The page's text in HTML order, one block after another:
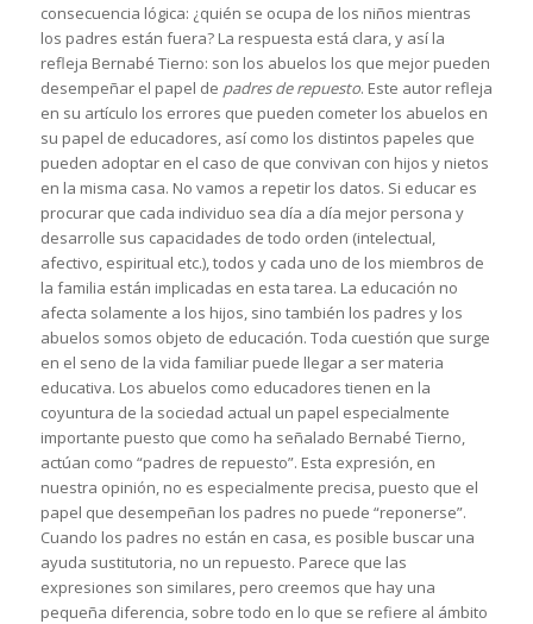
consecuencia lógica: ¿quién se ocupa de los niños mientras
los padres están fuera? La respuesta está clara, y así la
refleja Bernabé Tierno: son los abuelos los que mejor pueden
desempeñar el papel de padres de repuesto. Este autor refleja
en su artículo los errores que pueden cometer los abuelos en
su papel de educadores, así como los distintos papeles que
pueden adoptar en el caso de que convivan con hijos y nietos
en la misma casa. No vamos a repetir los datos. Si educar es
procurar que cada individuo sea día a día mejor persona y
desarrolle sus capacidades de todo orden (intelectual,
afectivo, espiritual etc.), todos y cada uno de los miembros de
la familia están implicadas en esta tarea. La educación no
afecta solamente a los hijos, sino también los padres y los
abuelos somos objeto de educación. Toda cuestión que surge
en el seno de la vida familiar puede llegar a ser materia
educativa. Los abuelos como educadores tienen en la
coyuntura de la sociedad actual un papel especialmente
importante puesto que como ha señalado Bernabé Tierno,
actúan como “padres de repuesto”. Esta expresión, en
nuestra opinión, no es especialmente precisa, puesto que el
papel que desempeñan los padres no puede “reponerse”.
Cuando los padres no están en casa, es posible buscar una
ayuda sustitutoria, no un repuesto. Parece que las
expresiones son similares, pero creemos que hay una
pequeña diferencia, sobre todo en lo que se refiere al ámbito